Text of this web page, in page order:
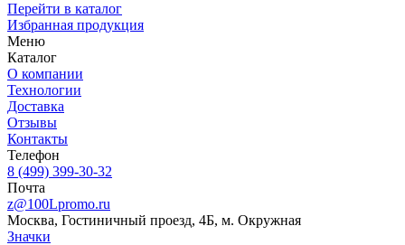
Перейти в каталог
Избранная продукция
Меню
Каталог
О компании
Технологии
Доставка
Отзывы
Контакты
Телефон
8 (499) 399-30-32
Почта
z@100Lpromo.ru
Москва, Гостиничный проезд, 4Б, м. Окружная
Значки